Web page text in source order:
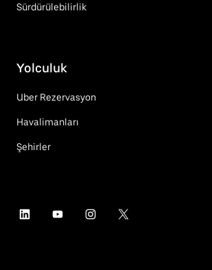
Sürdürülebilirlik
Yolculuk
Uber Rezervasyon
Havalimanları
Şehirler